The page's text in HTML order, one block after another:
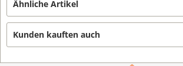
Ähnliche Artikel
Kunden kauften auch